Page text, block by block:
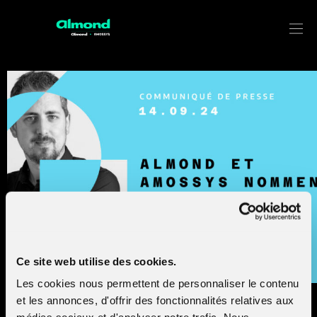
Ce site web utilise des cookies.
Les cookies nous permettent de personnaliser le contenu
et les annonces, d'offrir des fonctionnalités relatives aux
Almond et Amossys nomment
Alexandre Deloup est nommé directeur du Security
Evaluation & Analysis Lab (SEAL) d’Almond,